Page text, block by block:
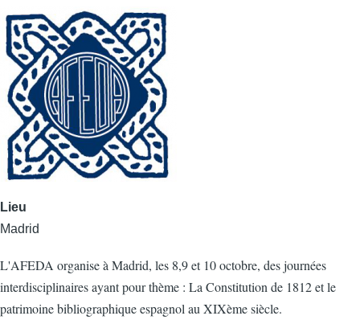
Lieu
Madrid
L'AFEDA organise à Madrid, les 8,9 et 10 octobre, des journées
interdisciplinaires ayant pour thème : La Constitution de 1812 et le
patrimoine bibliographique espagnol au XIXème siècle.